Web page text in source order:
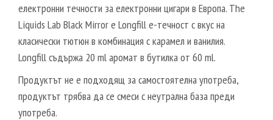
електронни течности за електронни цигари в Европа. The
Liquids Lab Black Mirror е Longfill е-течност с вкус на
класически тютюн в комбинация с карамел и ванилия.
Longfill съдържа 20 ml аромат в бутилка от 60 ml.
Продуктът не е подходящ за самостоятелна употреба,
продуктът трябва да се смеси с неутрална база преди
употреба.